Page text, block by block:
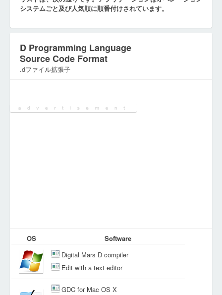
システムごと及び人気順に順番付けされています。
D Programming Language
Source Code Format
.dファイル拡張子
OS
Software
Digital Mars D compiler
Edit with a text editor
GDC for Mac OS X